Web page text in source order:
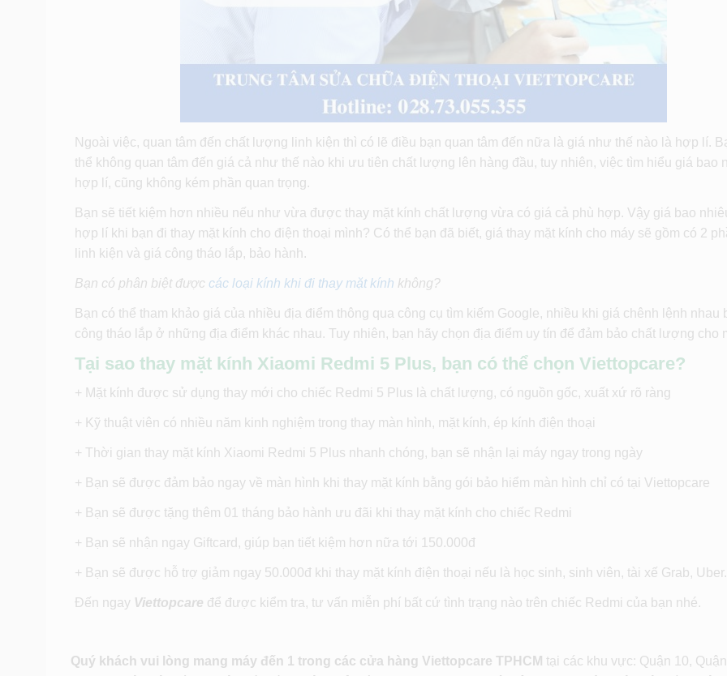
Ngoài việc, quan tâm đến chất lượng linh kiện thì có lẽ điều bạn quan tâm đến nữa là giá như thế nào là hợp lí.
thể không quan tâm đến giá cả như thế nào khi ưu tiên chất lượng lên hàng đầu, tuy nhiên, việc tìm hiểu giá bao
hợp lí, cũng không kém phần quan trọng.
Bạn sẽ tiết kiệm hơn nhiều nếu như vừa được thay mặt kính chất lượng vừa có giá cả phù hợp. Vậy giá bao
hợp lí khi bạn đi thay mặt kính cho điện thoại mình? Có thể bạn đã biết, giá thay mặt kính cho máy sẽ gồm có 2
linh kiện và giá công tháo lắp, bảo hành.
Bạn có phân biệt được các loại kính khi đi thay mặt kính không?
Bạn có thể tham khảo giá của nhiều địa điểm thông qua công cụ tìm kiếm Google, nhiều khi giá chênh lệnh nhau
công tháo lắp ở những địa điểm khác nhau. Tuy nhiên, bạn hãy chọn địa điểm uy tín để đảm bảo chất lượng cho
Tại sao thay mặt kính Xiaomi Redmi 5 Plus, bạn có thể chọn Viettopcare?
+ Mặt kính được sử dụng thay mới cho chiếc Redmi 5 Plus là chất lượng, có nguồn gốc, xuất xứ rõ ràng
+ Kỹ thuật viên có nhiều năm kinh nghiệm trong thay màn hình, mặt kính, ép kính điện thoại
+ Thời gian thay mặt kính Xiaomi Redmi 5 Plus nhanh chóng, bạn sẽ nhận lại máy ngay trong ngày
+ Bạn sẽ được đảm bảo ngay về màn hình khi thay mặt kính bằng gói bảo hiểm màn hình chỉ có tại Viettopcare
+ Bạn sẽ được tặng thêm 01 tháng bảo hành ưu đãi khi thay mặt kính cho chiếc Redmi
+ Bạn sẽ nhận ngay Giftcard, giúp bạn tiết kiệm hơn nữa tới 150.000đ
+ Bạn sẽ được hỗ trợ giảm ngay 50.000đ khi thay mặt kính điện thoại nếu là học sinh, sinh viên, tài xế Grab, Uber.
Đến ngay Viettopcare để được kiểm tra, tư vấn miễn phí bất cứ tình trạng nào trên chiếc Redmi của bạn nhé.
Quý khách vui lòng mang máy đến 1 trong các cửa hàng Viettopcare TPHCM tại các khu vực: Quận 10,